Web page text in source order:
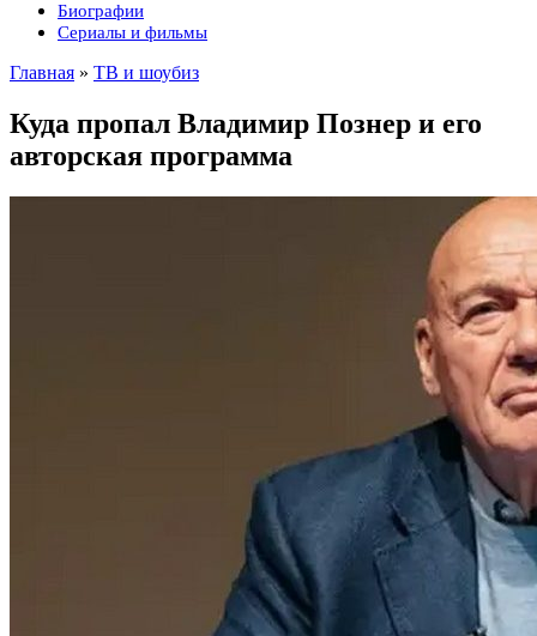
Биографии
Сериалы и фильмы
Главная » ТВ и шоубиз
Куда пропал Владимир Познер и его
авторская программа